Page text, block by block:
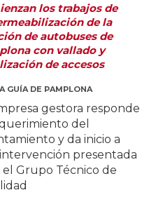
los trabajos de
de la
de autobuses de
con vallado y
de accesos
GUÍA DE PAMPLONA
gestora responde
del
y da inicio a
presentada
Grupo Técnico de